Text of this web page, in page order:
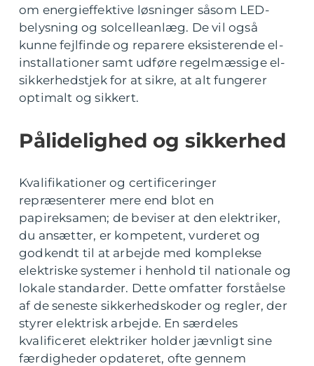
om energieffektive løsninger såsom LED-
belysning og solcelleanlæg. De vil også
kunne fejlfinde og reparere eksisterende el-
installationer samt udføre regelmæssige el-
sikkerhedstjek for at sikre, at alt fungerer
optimalt og sikkert.
Pålidelighed og sikkerhed
Kvalifikationer og certificeringer
repræsenterer mere end blot en
papireksamen; de beviser at den elektriker,
du ansætter, er kompetent, vurderet og
godkendt til at arbejde med komplekse
elektriske systemer i henhold til nationale og
lokale standarder. Dette omfatter forståelse
af de seneste sikkerhedskoder og regler, der
styrer elektrisk arbejde. En særdeles
kvalificeret elektriker holder jævnligt sine
færdigheder opdateret, ofte gennem